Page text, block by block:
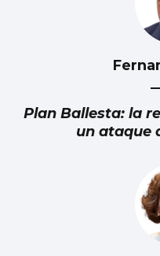
Plan Ballesta: la
un ataque